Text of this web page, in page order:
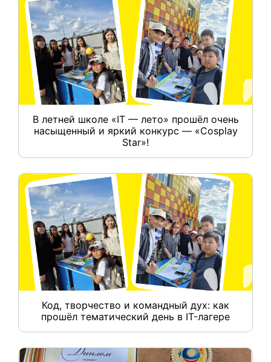
В летней школе «IT — лето» прошёл очень
насыщенный и яркий конкурс — «Cosplay
Star»!
Код, творчество и командный дух: как
прошёл тематический день в IT-лагере